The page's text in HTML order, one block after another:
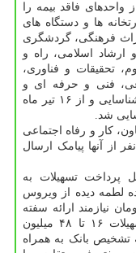
واحدهای فاقد بیمه را
ها و دستگاه های
فرهنگی، گردشگری
اسلامی، راه و
تحقیقات و فناوری،
فنی و حرفه ای و
بهزیستی کشور، بیش از ۱.۵ میلیون واحد شناسایی و از ۱۶ تیر ماه
شد.
کار و رفاه اجتماعی
میلیون واحد برای ۵۸۰ هزار نفر از آنها پیامک ارسال
پرداخت تسهیلات به
لطمه دیده از ویروس
تا سقف ۱۶ میلیون تومان نیازمند ارائه سفته
فرد متقاضی یا چک به تشخیص بانک، تسهیلات ۱۶ تا ۴۸ میلیون
تشخیص بانک به همراه